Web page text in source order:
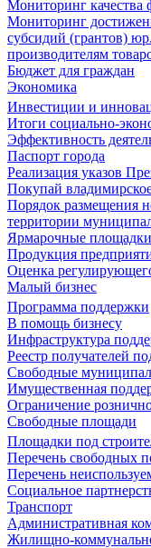
Мониторинг качества
Мониторинг
субсидий (грантов)
производителям
Бюджет для граждан
Экономика
Инвестиции и
Итоги социально-
Эффективность
Паспорт города
Реализация указов
Покупай
Порядок размещения
территории
Ярмарочные площадки
Продукция
Оценка
Малый бизнес
Программа поддержки
В помощь бизнесу
Инфраструктура
Реестр получателей
Свободные
Имущественная
Ограничение
Свободные площади
Площадки под
Перечень свободных
Перечень
Социальное
Транспорт
Административная
Жилищно-